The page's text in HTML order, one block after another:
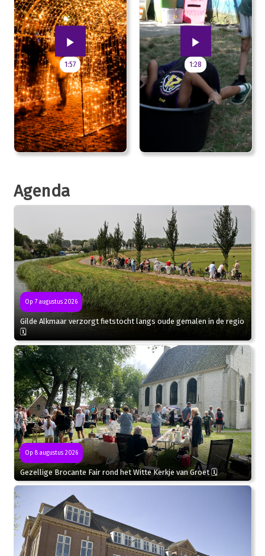
1:57 1:28
Agenda
Op 7 augustus 2026
Gilde Alkmaar verzorgt fietstocht langs oude gemalen in de regio
🗓
Op 8 augustus 2026
Gezellige Brocante Fair rond het Witte Kerkje van Groet 🗓